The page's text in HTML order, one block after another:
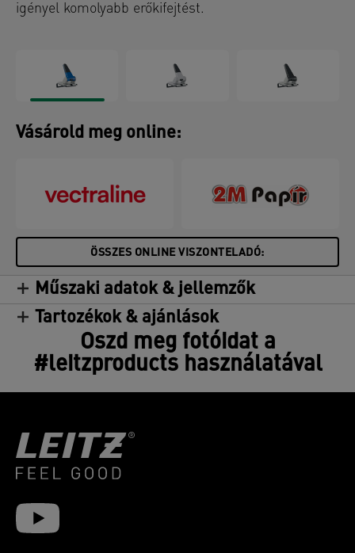
igényel komolyabb erőkifejtést.
Vásárold meg online:
ÖSSZES ONLINE VISZONTELADÓ:
Műszaki adatok & jellemzők
Tartozékok & ajánlások
Oszd meg fotóidat a
#leitzproducts használatával